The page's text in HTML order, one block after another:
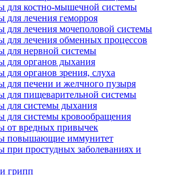
для костно-мышечной системы
для лечения геморроя
для лечения мочеполовой системы
для лечения обменных процессов
для нервной системы
для органов дыхания
для органов зрения, слуха
для печени и желчного пузыря
для пищеварительной системы
для системы дыхания
для системы кровообращения
от вредных привычек
повышающие иммунитет
при простудных заболеваниях и
грипп